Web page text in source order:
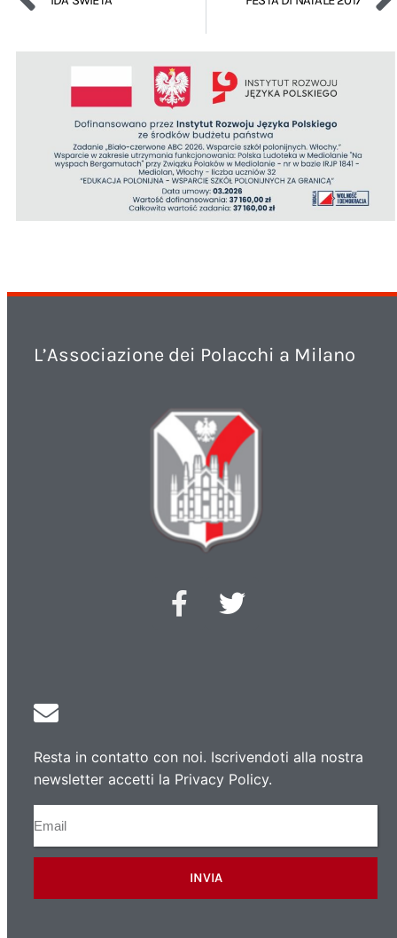
L’Associazione dei Polacchi a Milano
Resta in contatto con noi. Iscrivendoti alla nostra
newsletter accetti la Privacy Policy.
INVIA